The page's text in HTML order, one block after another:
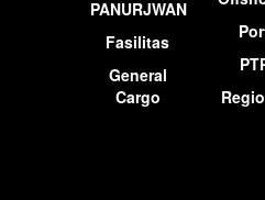
PANURJWAN
Fasilitas
General
Cargo